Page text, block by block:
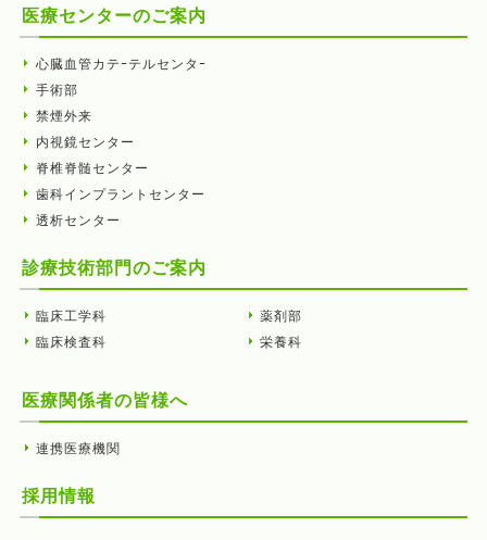
医療センターのご案内
心臓血管カテｰテルセンタｰ
手術部
禁煙外来
内視鏡センター
脊椎脊髄センター
歯科インプラントセンター
透析センター
診療技術部門のご案内
臨床工学科
臨床検査科
薬剤部
栄養科
医療関係者の皆様へ
連携医療機関
採用情報